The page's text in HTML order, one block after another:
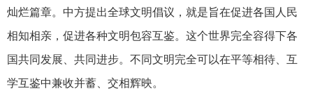
灿烂篇章。中方提出全球文明倡议，就是旨在促进各国人民
相知相亲，促进各种文明包容互鉴。这个世界完全容得下各
国共同发展、共同进步。不同文明完全可以在平等相待、互
学互鉴中兼收并蓄、交相辉映。